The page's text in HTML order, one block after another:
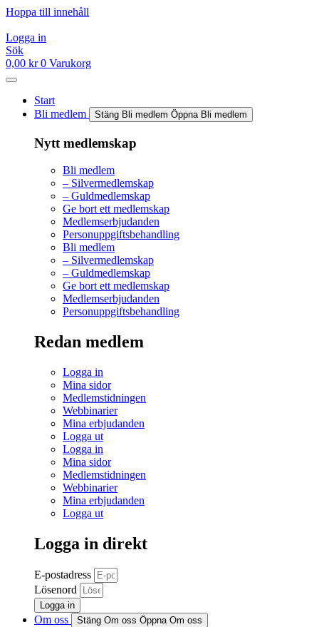
Hoppa till innehåll
Logga in
Sök
0,00 kr 0 Varukorg
Start
Bli medlem
Stäng Bli medlem Öppna Bli medlem
Nytt medlemskap
Bli medlem
– Silvermedlemskap
– Guldmedlemskap
Ge bort ett medlemskap
Medlemserbjudanden
Personuppgiftsbehandling
Bli medlem
– Silvermedlemskap
– Guldmedlemskap
Ge bort ett medlemskap
Medlemserbjudanden
Personuppgiftsbehandling
Redan medlem
Logga in
Mina sidor
Medlemstidningen
Webbinarier
Mina erbjudanden
Logga ut
Logga in
Mina sidor
Medlemstidningen
Webbinarier
Mina erbjudanden
Logga ut
Logga in direkt
E-postadress
Lösenord
Logga in
Om oss Stäng Om oss Öppna Om oss